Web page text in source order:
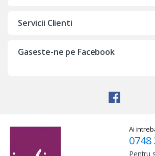
Servicii Clienti
Gaseste-ne pe Facebook
Ai
0748
Pentru